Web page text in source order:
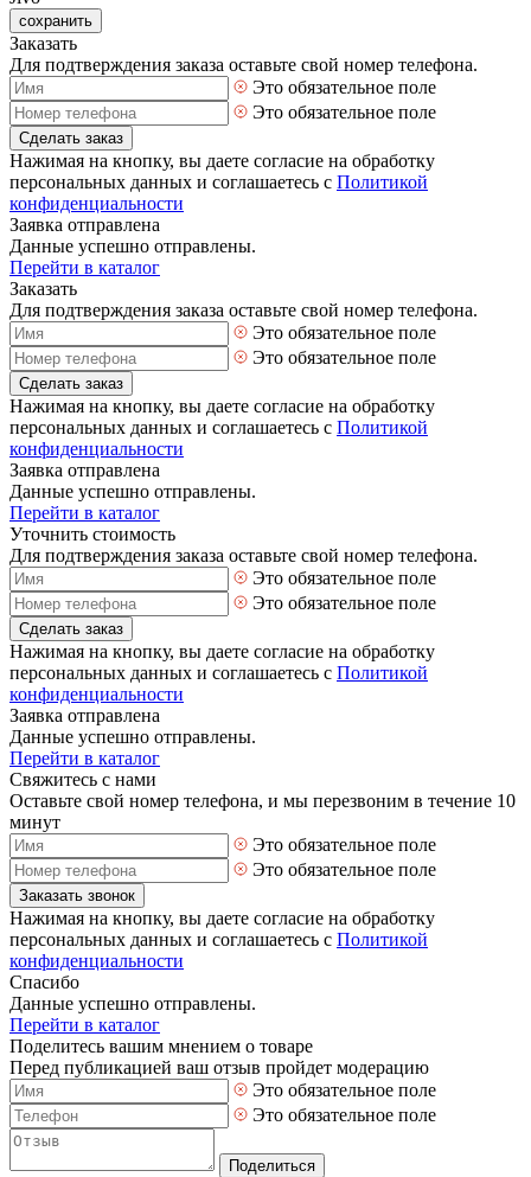
сохранить
Заказать
Для подтверждения заказа оставьте свой номер телефона.
Это обязательное поле
Это обязательное поле
Сделать заказ
Нажимая на кнопку, вы даете согласие на обработку
персональных данных и соглашаетесь с Политикой
конфиденциальности
Заявка отправлена
Данные успешно отправлены.
Перейти в каталог
Заказать
Для подтверждения заказа оставьте свой номер телефона.
Это обязательное поле
Это обязательное поле
Сделать заказ
Нажимая на кнопку, вы даете согласие на обработку
персональных данных и соглашаетесь с Политикой
конфиденциальности
Заявка отправлена
Данные успешно отправлены.
Перейти в каталог
Уточнить стоимость
Для подтверждения заказа оставьте свой номер телефона.
Это обязательное поле
Это обязательное поле
Сделать заказ
Нажимая на кнопку, вы даете согласие на обработку
персональных данных и соглашаетесь с Политикой
конфиденциальности
Заявка отправлена
Данные успешно отправлены.
Перейти в каталог
Свяжитесь с нами
Оставьте свой номер телефона, и мы перезвоним в течение 10
минут
Это обязательное поле
Это обязательное поле
Заказать звонок
Нажимая на кнопку, вы даете согласие на обработку
персональных данных и соглашаетесь с Политикой
конфиденциальности
Спасибо
Данные успешно отправлены.
Перейти в каталог
Поделитесь вашим мнением о товаре
Перед публикацией ваш отзыв пройдет модерацию
Это обязательное поле
Это обязательное поле
Поделиться